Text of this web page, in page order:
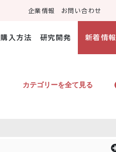
企業情報 お問い合わせ
購入方法 研究開発 新着情報
カテゴリーを全て見る